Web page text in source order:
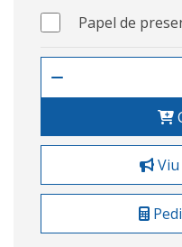
Papel de